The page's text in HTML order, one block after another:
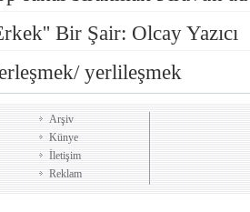
Bir Şair: Olcay Yazıcı
yerlileşmek
Arşiv
Künye
İletişim
Reklam